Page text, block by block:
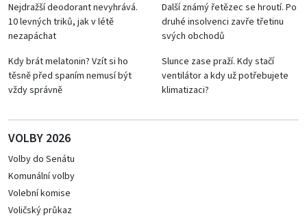
Nejdražší deodorant nevyhrává.
10 levných triků, jak v létě
nezapáchat
Další známý řetězec se hroutí. Po
druhé insolvenci zavře třetinu
svých obchodů
Kdy brát melatonin? Vzít si ho
těsně před spaním nemusí být
vždy správně
Slunce zase praží. Kdy stačí
ventilátor a kdy už potřebujete
klimatizaci?
VOLBY 2026
Volby do Senátu
Komunální volby
Volební komise
Voličský průkaz